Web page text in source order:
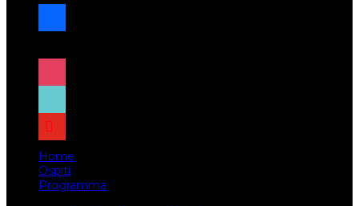
facebook
x
instagram
tiktok
youtube
Home
Ospiti
Programma